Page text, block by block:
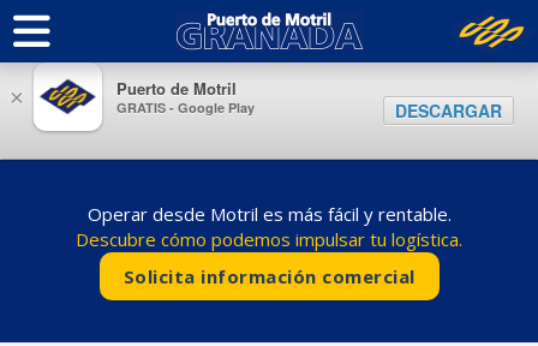
Operar desde Motril es más fácil y rentable.
Descubre cómo podemos impulsar tu logística.
Solicita información comercial
× Puerto de Motril
GRATIS - Google Play DESCARGAR